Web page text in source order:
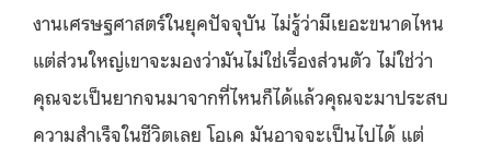
งานเศรษฐศาสตร์ในยุคปัจจุบัน ไม่รู้ว่ามีเยอะขนาดไหน
แต่ส่วนใหญ่เขาจะมองว่ามันไม่ใช่เรื่องส่วนตัว ไม่ใช่ว่า
คุณจะเป็นยากจนมาจากที่ไหนก็ได้แล้วคุณจะมาประสบ
ความสำเร็จในชีวิตเลย โอเค มันอาจจะเป็นไปได้ แต่